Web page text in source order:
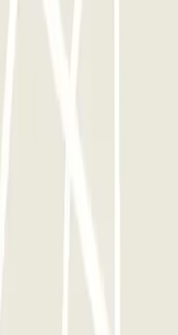
Opinioni